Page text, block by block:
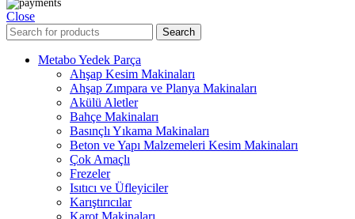
Close
Search
Metabo Yedek Parça
Ahşap Kesim Makinaları
Ahşap Zımpara ve Planya Makinaları
Akülü Aletler
Bahçe Makinaları
Basınçlı Yıkama Makinaları
Beton ve Yapı Malzemeleri Kesim Makinaları
Çok Amaçlı
Frezeler
Isıtıcı ve Üfleyiciler
Karıştırıcılar
Karot Makinaları